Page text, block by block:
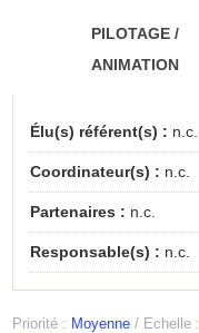
PILOTAGE /
ANIMATION
Élu(s) référent(s) : n.c.
Coordinateur(s) : n.c.
Partenaires : n.c.
Responsable(s) : n.c.
Priorité : Moyenne / Echelle